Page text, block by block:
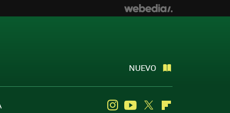
NUEVO
InstagramYoutube
Twitter